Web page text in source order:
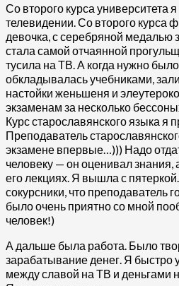
Со второго курса университета
телевидении. Со второго курса
девочка, с серебряной медалью
стала самой отчаянной
тусила на ТВ. А когда нужно
обкладывалась учебниками,
настойки женьшеня и
экзаменам за несколько
Курс старославянского языка я
Преподаватель
экзамене впервые…))) Надо
человеку — он оценивал знания,
его лекциях. Я вышла с
сокурсники, что преподаватель
было очень приятно со мной
человек!)
А дальше была работа. Было
зарабатывание денег. Я быстро
между славой на ТВ и деньгами